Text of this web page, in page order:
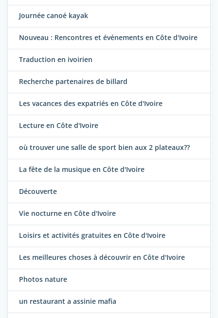
Journée canoé kayak
Nouveau : Rencontres et événements en Côte d'Ivoire
Traduction en ivoirien
Recherche partenaires de billard
Les vacances des expatriés en Côte d'Ivoire
Lecture en Côte d'Ivoire
où trouver une salle de sport bien aux 2 plateaux??
La fête de la musique en Côte d'Ivoire
Découverte
Vie nocturne en Côte d'Ivoire
Loisirs et activités gratuites en Côte d'Ivoire
Les meilleures choses à découvrir en Côte d'Ivoire
Photos nature
un restaurant a assinie mafia